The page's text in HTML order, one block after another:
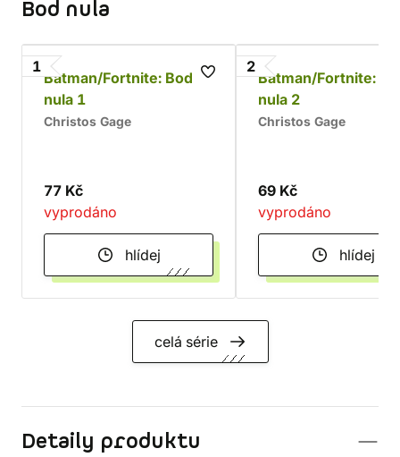
Bod nula
1
Batman/Fortnite: Bod
nula 1
Christos Gage
77 Kč
vyprodáno
hlídej
2
Batman/Fortnite:
nula 2
Christos Gage
69 Kč
vyprodáno
hlídej
celá série
Detaily produktu